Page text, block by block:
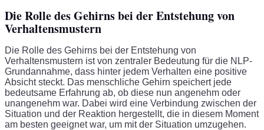
Die Rolle des Gehirns bei der Entstehung von
Verhaltensmustern
Die Rolle des Gehirns bei der Entstehung von
Verhaltensmustern ist von zentraler Bedeutung für die NLP-
Grundannahme, dass hinter jedem Verhalten eine positive
Absicht steckt. Das menschliche Gehirn speichert jede
bedeutsame Erfahrung ab, ob diese nun angenehm oder
unangenehm war. Dabei wird eine Verbindung zwischen der
Situation und der Reaktion hergestellt, die in diesem Moment
am besten geeignet war, um mit der Situation umzugehen.